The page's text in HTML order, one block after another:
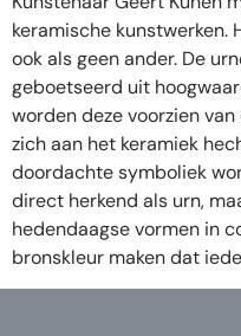
keramische
ook als geen ander. De
geboetseerd uit
worden deze voorzien
zich aan het keramiek
doordachte symboliek
direct herkend als urn,
hedendaagse vormen in
bronskleur maken dat